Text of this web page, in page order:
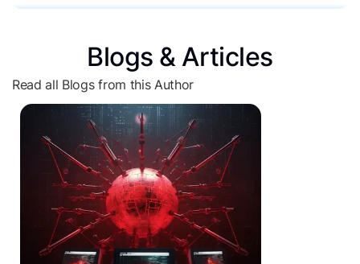
Blogs & Articles
Read all Blogs from this Author